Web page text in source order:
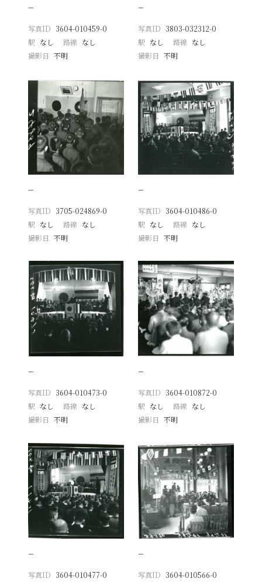
−
写真ID 3604-010459-0
駅 なし 路線 なし
撮影日
不明
−
写真ID 3803-032312-0
駅 なし 路線 なし
撮影日 不明
−
写真ID 3705-024869-0
駅 なし 路線 なし
撮影日
不明
−
写真ID 3604-010486-0
駅 なし 路線 なし
撮影日 不明
−
写真ID 3604-010473-0
駅 なし 路線 なし
撮影日
不明
−
写真ID 3604-010872-0
駅 なし 路線 なし
撮影日 不明
−
写真ID 3604-010477-0
−
写真ID 3604-010566-0